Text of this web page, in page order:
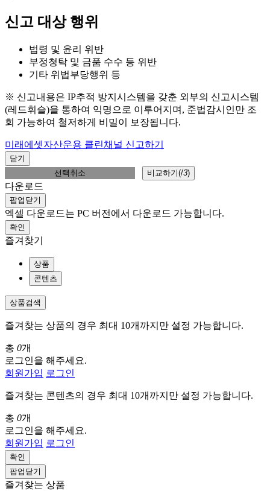
신고 대상 행위
법령 및 윤리 위반
부정청탁 및 금품 수수 등 위반
기타 위법부당행위 등
※ 신고내용은 IP추적 방지시스템을 갖춘 외부의 신고시스템
(레드휘슬)을 통하여 익명으로 이루어지며, 준법감시인만 조
회 가능하여 철저하게 비밀이 보장됩니다.
미래에셋자산운용 클린채널 신고하기
닫기
선택취소
비교하기(/3)
다운로드
팝업닫기
엑셀 다운로드는 PC 버전에서 다운로드 가능합니다.
확인
즐겨찾기
상품
콘텐츠
상품검색
즐겨찾는 상품의 경우 최대 10개까지만 설정 가능합니다.
총 0개
로그인을 해주세요.
회원가입 로그인
즐겨찾는 콘텐츠의 경우 최대 10개까지만 설정 가능합니다.
총 0개
로그인을 해주세요.
회원가입 로그인
확인
팝업닫기
즐겨찾는 상품